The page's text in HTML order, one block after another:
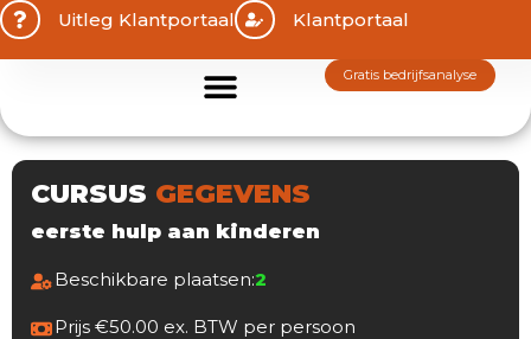
Uitleg Klantportaal Klantportaal
gratis bedrijfsanalyse
CURSUS GEGEVENS
eerste hulp aan kinderen
Beschikbare plaatsen:2
Prijs €50.00 ex. BTW per persoon